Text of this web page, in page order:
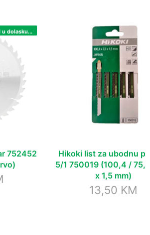
u dolasku...
752452
Hikoki list za ubodnu
5/1 750019 (100,4 /
x 1,5 mm)
13,50 KM